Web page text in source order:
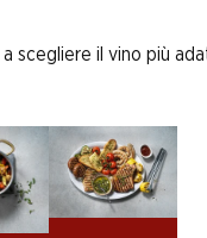
scegliere il vino più